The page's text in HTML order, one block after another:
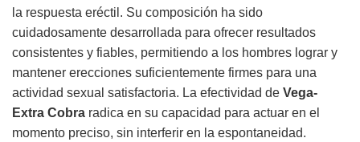
la respuesta eréctil. Su composición ha sido
cuidadosamente desarrollada para ofrecer resultados
consistentes y fiables, permitiendo a los hombres lograr y
mantener erecciones suficientemente firmes para una
actividad sexual satisfactoria. La efectividad de Vega-
Extra Cobra radica en su capacidad para actuar en el
momento preciso, sin interferir en la espontaneidad.